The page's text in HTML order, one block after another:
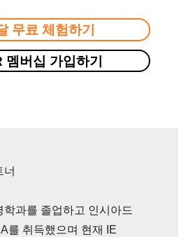
무료 체험하기
멤버십 가입하기
너
학과를 졸업하고 인시아드
를 취득했으며 현재 IE